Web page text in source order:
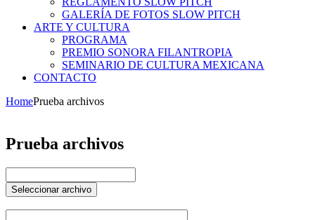
GALERÍA DE FOTOS SLOW PITCH
ARTE Y CULTURA
PROGRAMA
PREMIO SONORA FILANTROPIA
SEMINARIO DE CULTURA MEXICANA
CONTACTO
HomePrueba archivos
Prueba archivos